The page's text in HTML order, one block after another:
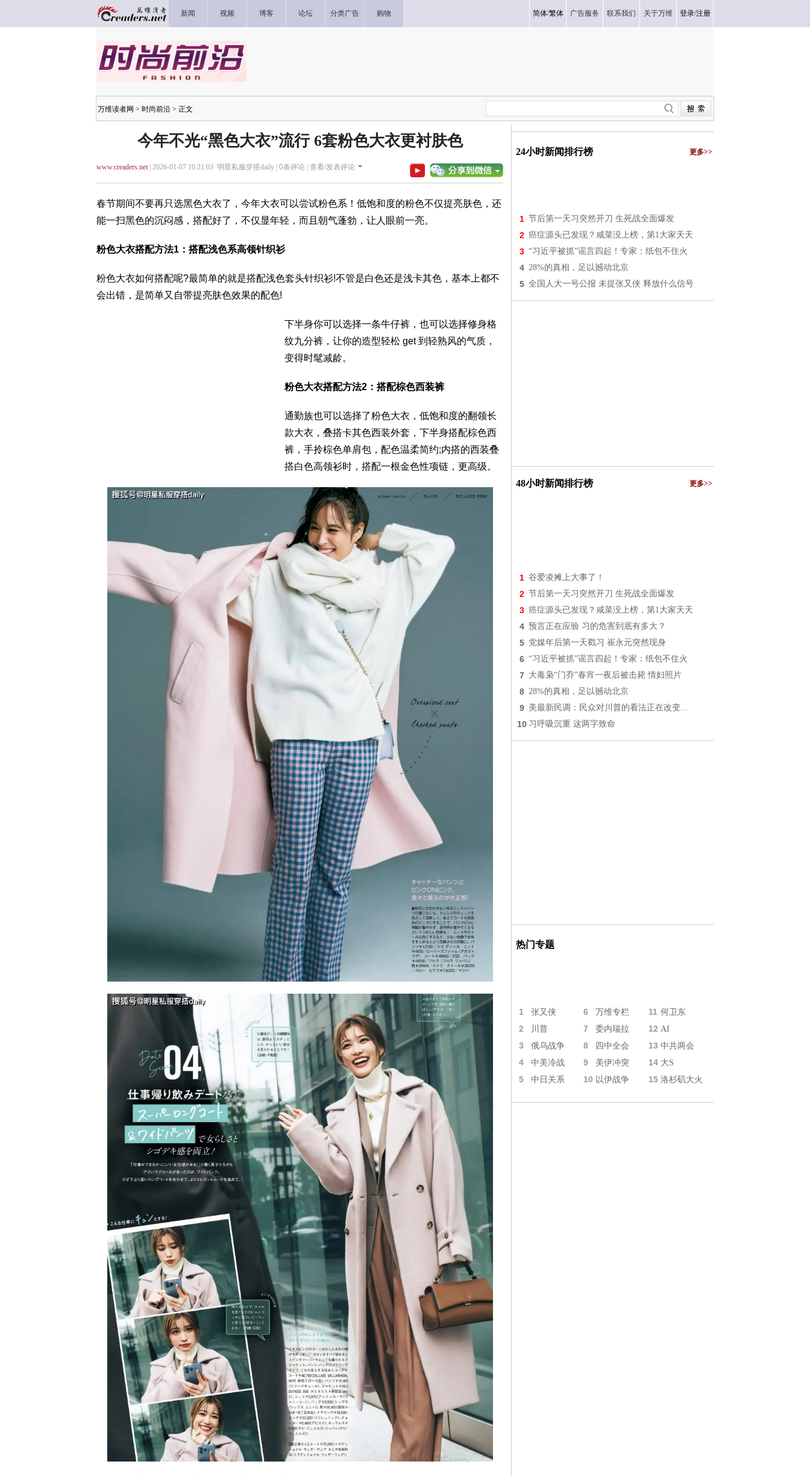
新闻 视频 博客 论坛 分类广告 购物 简体/繁体 广告服务 联系我们 关于万维 登录/注册
万维读者网 > 时尚前沿 > 正文
今年不光“黑色大衣”流行 6套粉色大衣更衬肤色
www.creaders.net| 2026-01-07 10:21:03 明星私服穿搭daily | 0条评论 | 查看/发表评论
春节期间不要再只选黑色大衣了，今年大衣可以尝试粉色系！低饱和度的粉色不仅提亮肤色，还
能一扫黑色的沉闷感，搭配好了，不仅显年轻，而且朝气蓬勃，让人眼前一亮。
粉色大衣搭配方法1：搭配浅色系高领针织衫
粉色大衣如何搭配呢?最简单的就是搭配浅色套头针织衫!不管是白色还是浅卡其色，基本上都不
会出错，是简单又自带提亮肤色效果的配色!
下半身你可以选择一条牛仔裤，也可以选择修身格
纹九分裤，让你的造型轻松 get 到轻熟风的气质，
变得时髦减龄。
粉色大衣搭配方法2：搭配棕色西装裤
通勤族也可以选择了粉色大衣，低饱和度的翻领长
款大衣，叠搭卡其色西装外套，下半身搭配棕色西
裤，手拎棕色单肩包，配色温柔简约;内搭的西装叠
搭白色高领衫时，搭配一根金色性项链，更高级。
24小时新闻排行榜 更多>>
1 节后第一天习突然开刀 生死战全面爆发
2 癌症源头已发现？咸菜没上榜，第1大家天天
3 “习近平被抓”谣言四起！专家：纸包不住火
4 28%的真相，足以撼动北京
5 全国人大一号公报 未提张又侠 释放什么信号
48小时新闻排行榜 更多>>
1 谷爱凌摊上大事了！
2 节后第一天习突然开刀 生死战全面爆发
3 癌症源头已发现？咸菜没上榜，第1大家天天
4 预言正在应验 习的危害到底有多大？
5 党媒年后第一天戳习 崔永元突然现身
6 “习近平被抓”谣言四起！专家：纸包不住火
7 大毒枭“门乔”春宵一夜后被击毙 情妇照片
8 28%的真相，足以撼动北京
9 美最新民调：民众对川普的看法正在改变...
10 习呼吸沉重 这两字致命
热门专题
1 张又侠 6 万维专栏 11 何卫东
2 川普 7 委内瑞拉 12 AI
3 俄乌战争 8 四中全会 13 中共两会
4 中美冷战 9 美伊冲突 14 大S
5 中日关系 10 以伊战争 15 洛杉矶大火